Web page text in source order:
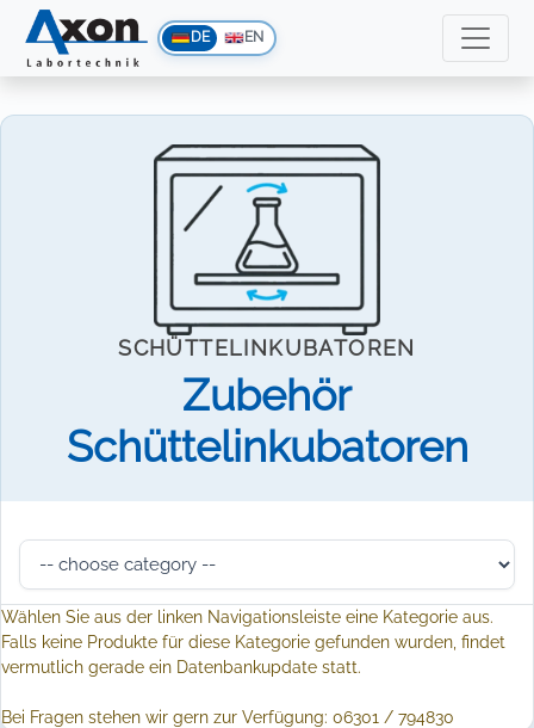
DE EN
SCHÜTTELINKUBATOREN
Zubehör
Schüttelinkubatoren
Wählen Sie aus der linken Navigationsleiste eine Kategorie aus.
Falls keine Produkte für diese Kategorie gefunden wurden, findet
vermutlich gerade ein Datenbankupdate statt.
Bei Fragen stehen wir gern zur Verfügung: 06301 / 794830